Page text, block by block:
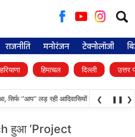
for:
राजनीति मनोरंजन टेक्नोलॉजी
हरियाणा हिमाचल दिल्ली उत्तर
‘‘आप’’ लड़ रही आदिवासियों के अधिकारों की
❮ ❚❚ ❯
हुआ ‘Project